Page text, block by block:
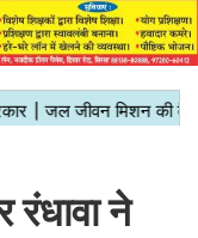
ने